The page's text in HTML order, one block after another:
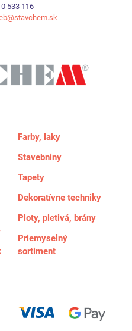
533 116
Farby, laky
Stavebniny
Tapety
Dekoratívne techniky
Ploty, pletivá, brány
Priemyselný
sortiment